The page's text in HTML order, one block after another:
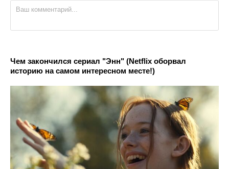
Чем закончился сериал "Энн" (Netflix оборвал
историю на самом интересном месте!)